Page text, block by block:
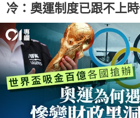
冷：奧運制度已跟不上時